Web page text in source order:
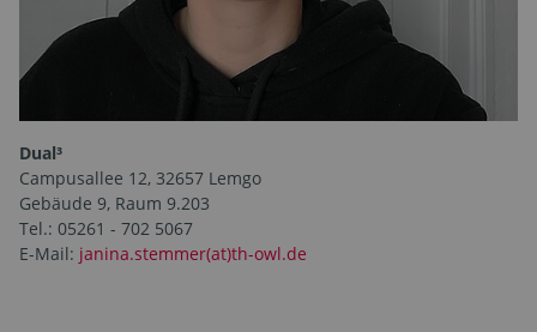
Dual³
Campusallee 12, 32657 Lemgo
Gebäude 9, Raum 9.203
Tel.: 05261 - 702 5067
E-Mail: janina.stemmer(at)th-owl.de